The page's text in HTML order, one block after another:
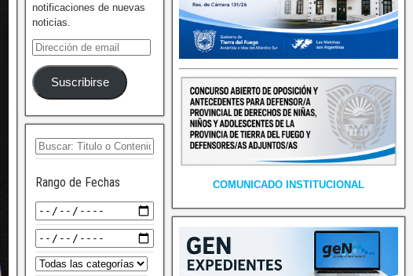
notificaciones de nuevas
noticias.
Suscribirse
Rango de Fechas COMUNICADO INSTITUCIONAL